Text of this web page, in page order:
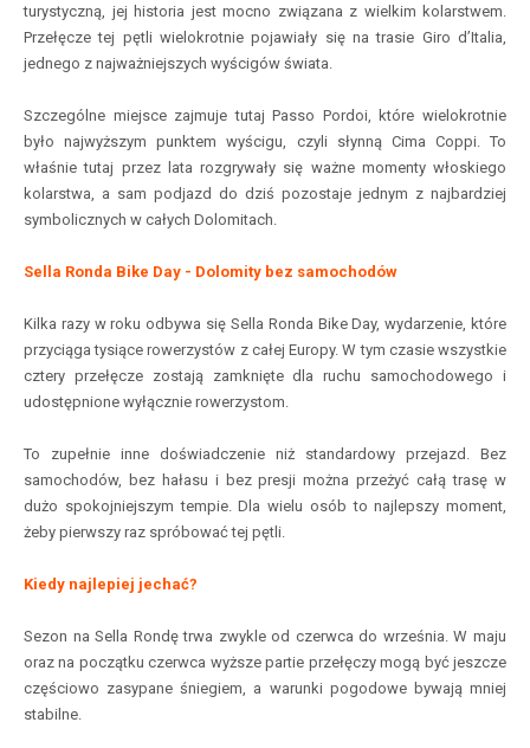
turystyczną, jej historia jest mocno związana z wielkim kolarstwem.
Przełęcze tej pętli wielokrotnie pojawiały się na trasie Giro d’Italia,
jednego z najważniejszych wyścigów świata.
Szczególne miejsce zajmuje tutaj Passo Pordoi, które wielokrotnie
było najwyższym punktem wyścigu, czyli słynną Cima Coppi. To
właśnie tutaj przez lata rozgrywały się ważne momenty włoskiego
kolarstwa, a sam podjazd do dziś pozostaje jednym z najbardziej
symbolicznych w całych Dolomitach.
Sella Ronda Bike Day - Dolomity bez samochodów
Kilka razy w roku odbywa się Sella Ronda Bike Day, wydarzenie, które
przyciąga tysiące rowerzystów z całej Europy. W tym czasie wszystkie
cztery przełęcze zostają zamknięte dla ruchu samochodowego i
udostępnione wyłącznie rowerzystom.
To zupełnie inne doświadczenie niż standardowy przejazd. Bez
samochodów, bez hałasu i bez presji można przeżyć całą trasę w
dużo spokojniejszym tempie. Dla wielu osób to najlepszy moment,
żeby pierwszy raz spróbować tej pętli.
Kiedy najlepiej jechać?
Sezon na Sella Rondę trwa zwykle od czerwca do września. W maju
oraz na początku czerwca wyższe partie przełęczy mogą być jeszcze
częściowo zasypane śniegiem, a warunki pogodowe bywają mniej
stabilne.